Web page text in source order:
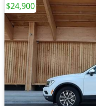
$24,900